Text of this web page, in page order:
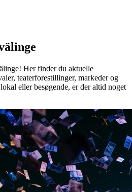
Her finder du aktuelle
teaterforestillinger, markeder og
eller besøgende, er der altid noget